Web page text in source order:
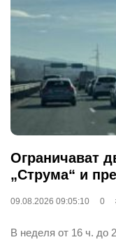
Ограничават
„Струма“ и
09.08.2026 09:05:10 0
В неделя от 16 ч. до